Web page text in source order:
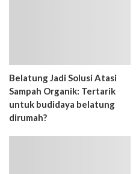
Belatung Jadi Solusi Atasi
Sampah Organik: Tertarik
untuk budidaya belatung
dirumah?